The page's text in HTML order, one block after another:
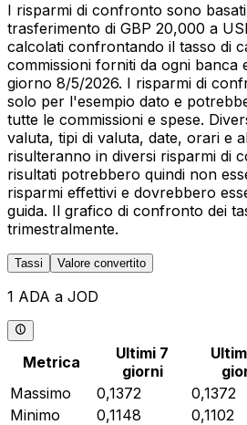
I risparmi di confronto sono
trasferimento di GBP 20,000 a
calcolati confrontando il tasso di
commissioni forniti da ogni banca
giorno 8/5/2026. I risparmi di
solo per l'esempio dato e
tutte le commissioni e spese.
valuta, tipi di valuta, date, orari e
risulteranno in diversi risparmi di
risultati potrebbero quindi non
risparmi effettivi e dovrebbero
guida. Il grafico di confronto dei
trimestralmente.
Tassi Valore convertito
1 ADA a JOD
Metrica
Ultimi 7
giorni
Massimo
0,1372 0,1372
Minimo
0,1148 0,1102